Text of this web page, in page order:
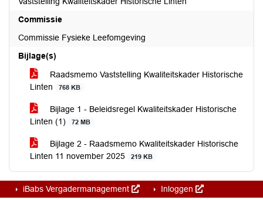
Commissie
Commissie Fysieke Leefomgeving
Bijlage(s)
Raadsmemo Vaststelling Kwaliteitskader Historische
Linten
768 KB
Bijlage 1 - Beleidsregel Kwaliteitskader Historische
Linten (1)
72 MB
Bijlage 2 - Raadsmemo Kwaliteitskader Historische
Linten 11 november 2025
219 KB
iBabs Vergadermanagement Inloggen